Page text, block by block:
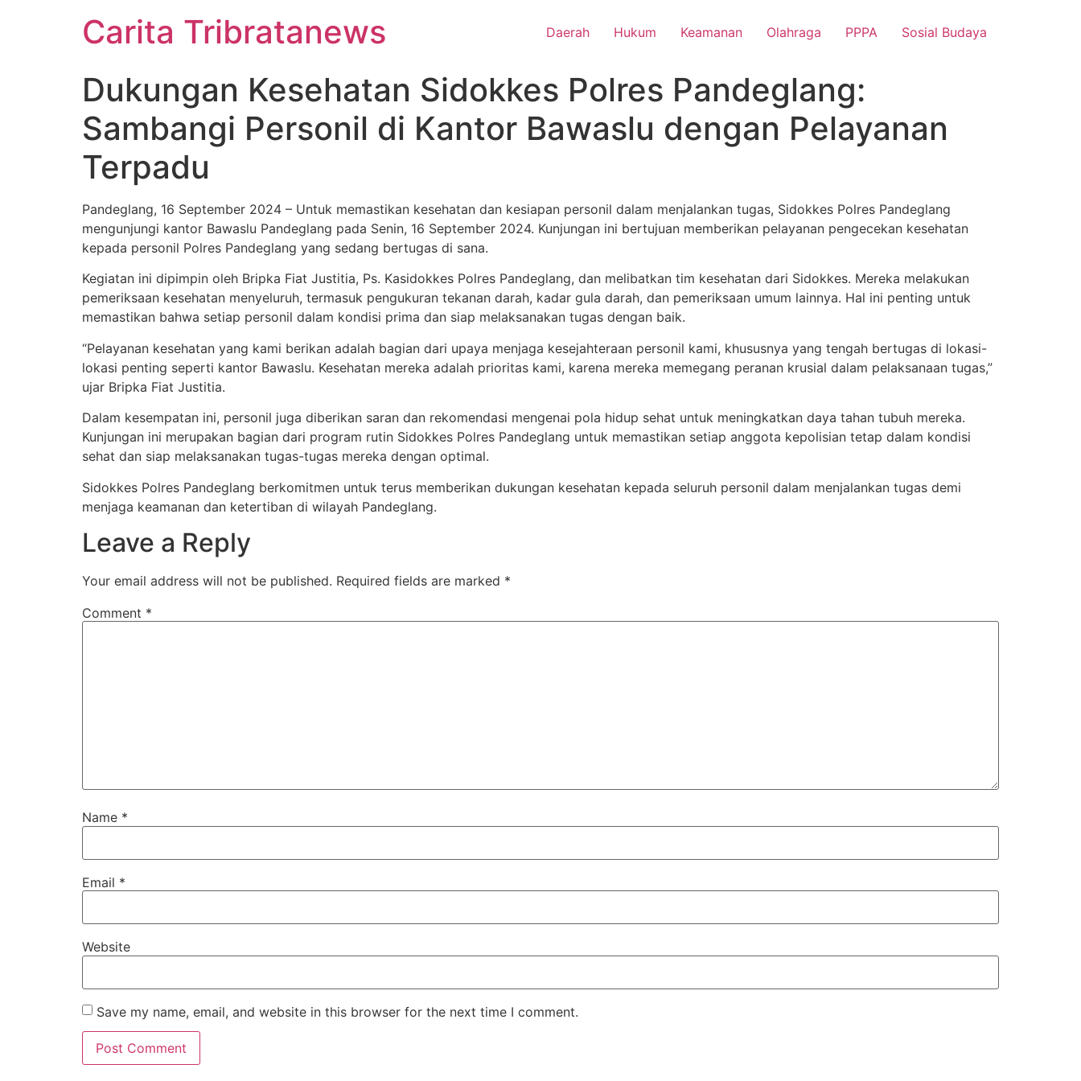
Carita Tribratanews Daerah Hukum Keamanan Olahraga PPPA Sosial Budaya
Dukungan Kesehatan Sidokkes Polres Pandeglang:
Sambangi Personil di Kantor Bawaslu dengan Pelayanan
Terpadu
Pandeglang, 16 September 2024 – Untuk memastikan kesehatan dan kesiapan personil dalam menjalankan tugas, Sidokkes Polres Pandeglang
mengunjungi kantor Bawaslu Pandeglang pada Senin, 16 September 2024. Kunjungan ini bertujuan memberikan pelayanan pengecekan kesehatan
kepada personil Polres Pandeglang yang sedang bertugas di sana.
Kegiatan ini dipimpin oleh Bripka Fiat Justitia, Ps. Kasidokkes Polres Pandeglang, dan melibatkan tim kesehatan dari Sidokkes. Mereka melakukan
pemeriksaan kesehatan menyeluruh, termasuk pengukuran tekanan darah, kadar gula darah, dan pemeriksaan umum lainnya. Hal ini penting untuk
memastikan bahwa setiap personil dalam kondisi prima dan siap melaksanakan tugas dengan baik.
“Pelayanan kesehatan yang kami berikan adalah bagian dari upaya menjaga kesejahteraan personil kami, khususnya yang tengah bertugas di lokasi-
lokasi penting seperti kantor Bawaslu. Kesehatan mereka adalah prioritas kami, karena mereka memegang peranan krusial dalam pelaksanaan tugas,”
ujar Bripka Fiat Justitia.
Dalam kesempatan ini, personil juga diberikan saran dan rekomendasi mengenai pola hidup sehat untuk meningkatkan daya tahan tubuh mereka.
Kunjungan ini merupakan bagian dari program rutin Sidokkes Polres Pandeglang untuk memastikan setiap anggota kepolisian tetap dalam kondisi
sehat dan siap melaksanakan tugas-tugas mereka dengan optimal.
Sidokkes Polres Pandeglang berkomitmen untuk terus memberikan dukungan kesehatan kepada seluruh personil dalam menjalankan tugas demi
menjaga keamanan dan ketertiban di wilayah Pandeglang.
Leave a Reply
Your email address will not be published. Required fields are marked *
Comment *
Name *
Email *
Website
Save my name, email, and website in this browser for the next time I comment.